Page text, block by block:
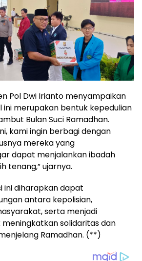
Pol Dwi Irianto menyampaikan
ini merupakan bentuk kepedulian
Bulan Suci Ramadhan.
kami ingin berbagi dengan
mereka yang
dapat menjalankan ibadah
tenang,” ujarnya.
ini diharapkan dapat
antara kepolisian,
serta menjadi
solidaritas dan
Ramadhan. (**)